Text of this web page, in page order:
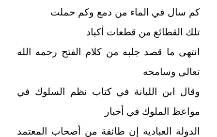
كم سال في الماء من دمع وكم حملت
تلك القطائع من قطعات أكباد
انتهى ما قصد جلبه من كلام الفتح رحمه الله
تعالى وسامحه
وقال ابن اللبانة في كتاب نظم السلوك في
مواعظ الملوك في أخبار
الدولة العبادية إن طائفة من أصحاب المعتمد